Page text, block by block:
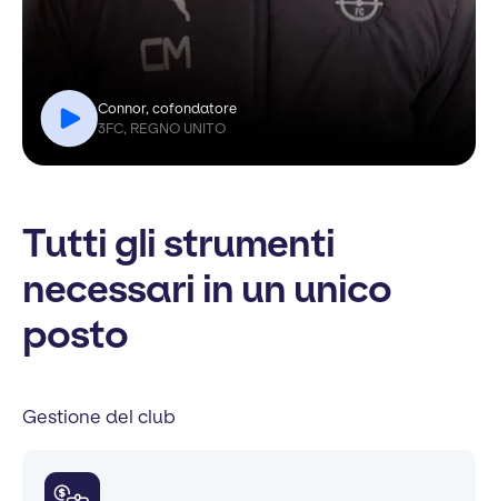
Connor, cofondatore
3FC, REGNO UNITO
Tutti gli strumenti
necessari in un unico
posto
Gestione del club